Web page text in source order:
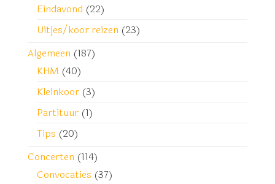
Eindavond (22)
Uitjes/koor reizen (23)
Algemeen (187)
KHM (40)
Kleinkoor (3)
Partituur (1)
Tips (20)
Concerten (114)
Convocaties (37)